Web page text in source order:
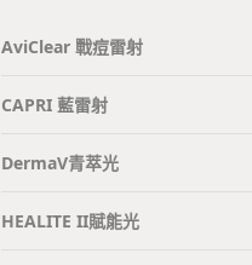
AviClear 戰痘雷射
CAPRI 藍雷射
DermaV青萃光
HEALITE II賦能光